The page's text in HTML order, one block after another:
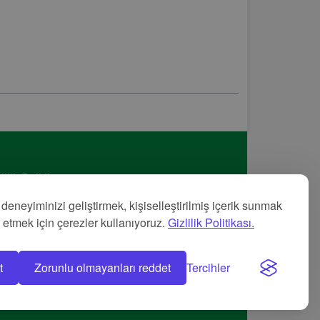
deneyiminizi geliştirmek, kişiselleştirilmiş içerik sunmak
için çerezler kullanıyoruz. Gizlilik Politikası.
Zorunlu olmayanları reddet Tercihler
Politikası